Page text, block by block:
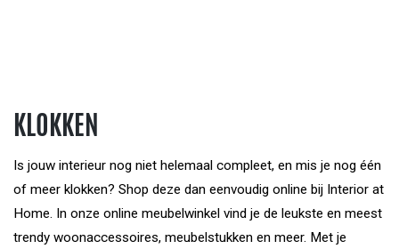
KLOKKEN
Is jouw interieur nog niet helemaal compleet, en mis je nog één
of meer klokken? Shop deze dan eenvoudig online bij Interior at
Home. In onze online meubelwinkel vind je de leukste en meest
trendy woonaccessoires, meubelstukken en meer. Met je